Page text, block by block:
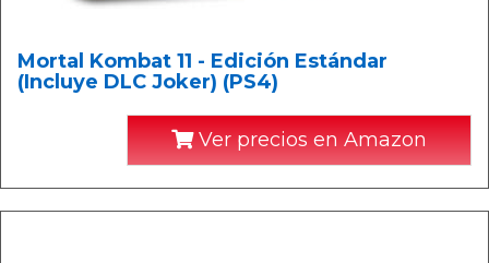
Mortal Kombat 11 - Edición Estándar
(Incluye DLC Joker) (PS4)
Ver precios en Amazon